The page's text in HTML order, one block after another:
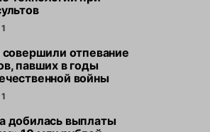
1
отпевание
павших в годы
войны
1
добилась выплаты